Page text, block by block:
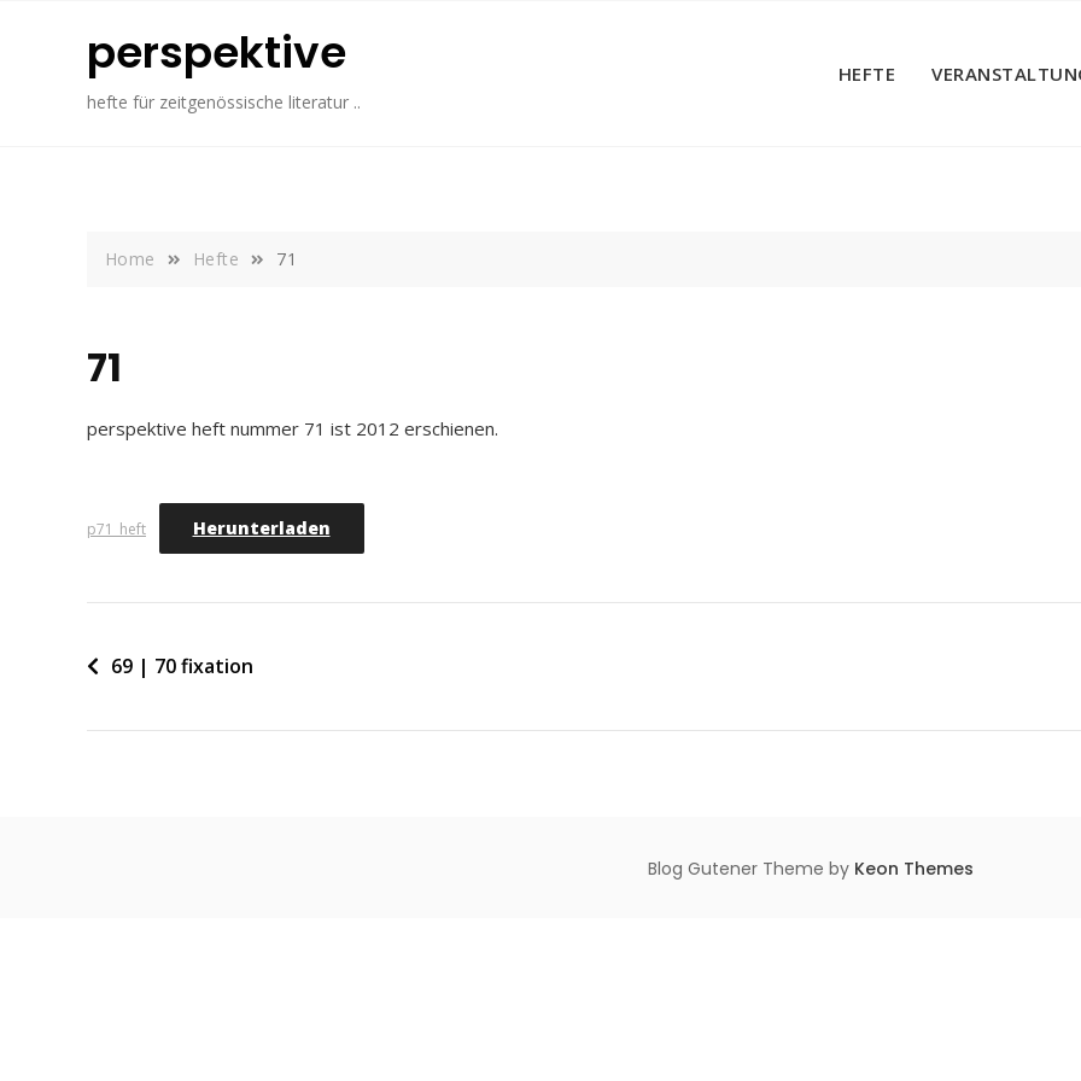
perspektive
hefte für zeitgenössische literatur ..
HEFTE
Home Hefte 71
71
perspektive heft nummer 71 ist 2012 erschienen.
p71_heft Herunterladen
Beitragsnavigation
69 | 70 fixation
Blog Gutener Theme by Keon Themes